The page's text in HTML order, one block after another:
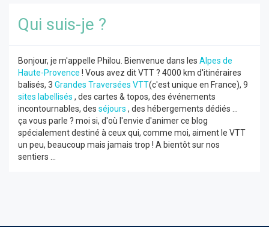
Qui suis-je ?
Bonjour, je m'appelle Philou. Bienvenue dans les Alpes de
Haute-Provence ! Vous avez dit VTT ? 4000 km d'itinéraires
balisés, 3 Grandes Traversées VTT(c'est unique en France), 9
sites labellisés , des cartes & topos, des événements
incontournables, des séjours , des hébergements dédiés ...
ça vous parle ? moi si, d'où l'envie d'animer ce blog
spécialement destiné à ceux qui, comme moi, aiment le VTT
un peu, beaucoup mais jamais trop ! A bientôt sur nos
sentiers ...